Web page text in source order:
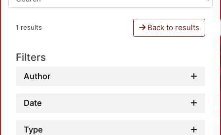
1 results Back to results
Filters
Author
Date
Type